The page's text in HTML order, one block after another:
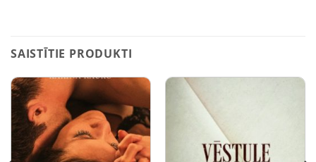
SAISTĪTIE PRODUKTI